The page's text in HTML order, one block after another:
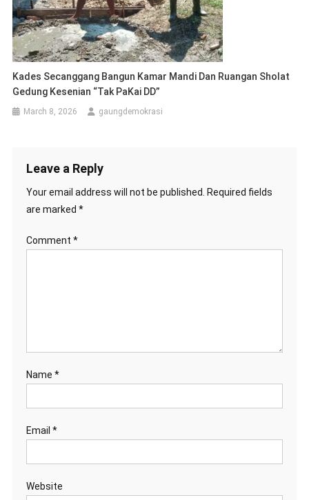
Kades Secanggang Bangun Kamar Mandi Dan Ruangan Sholat
Gedung Kesenian “Tak PaKai DD”
March 8, 2026 gaungdemokrasi
Leave a Reply
Your email address will not be published. Required fields
are marked *
Comment *
Name *
Email *
Website